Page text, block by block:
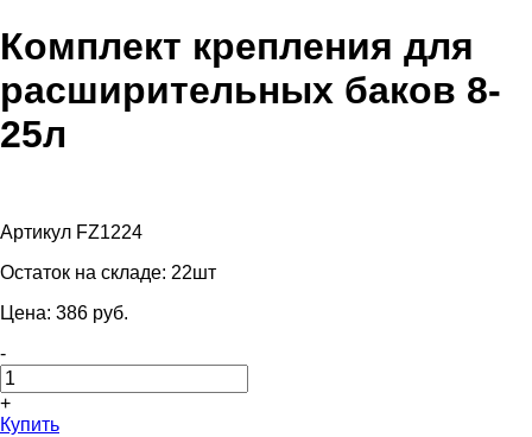
Комплект крепления для
расширительных баков 8-
25л
Артикул FZ1224
Остаток на складе: 22шт
Цена: 386 pуб.
-
+
Купить